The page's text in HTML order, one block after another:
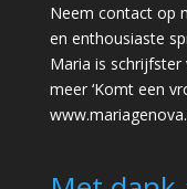
Neem contact op
en enthousiaste
Maria is schrijfster
meer ‘Komt een